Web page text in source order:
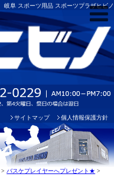
岐阜 スポーツ用品 スポーツプラザヒビノ
サイトマップ 個人情報保護方針
> バスケプレイヤーへプレゼント★ >